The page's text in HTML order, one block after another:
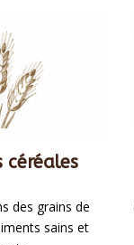
céréales
des grains de
sains et